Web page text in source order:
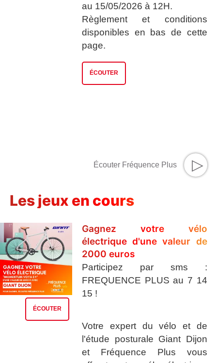
au 15/05/2026 à 12H.
Règlement et conditions
disponibles en bas de cette
page.
ÉCOUTER
▷
Écouter Fréquence Plus
Les jeux en cours
ÉCOUTER
Gagnez votre vélo
électrique d'une valeur de
2000 euros
Participez par sms :
FREQUENCE PLUS au 7 14
15 !
Votre expert du vélo et de
l'étude posturale Giant Dijon
et Fréquence Plus vous